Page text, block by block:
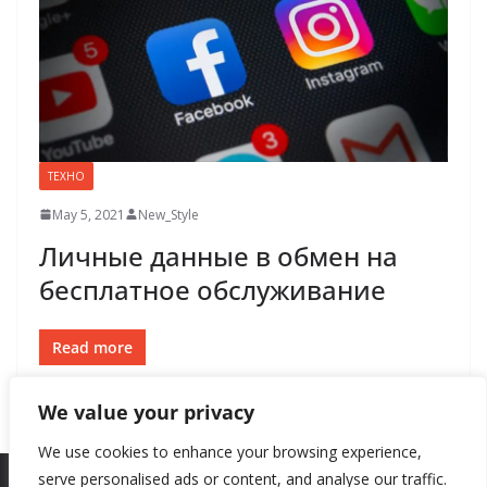
We value your privacy
We use cookies to enhance your browsing experience,
serve personalised ads or content, and analyse our traffic.
ТЕХНО
May 5, 2021 New_Style
Личные данные в обмен на
бесплатное обслуживание
Read more